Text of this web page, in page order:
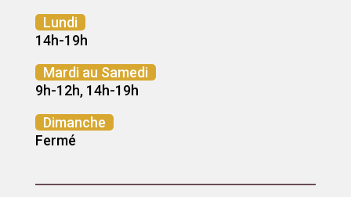
Lundi
14h-19h
Mardi au Samedi
9h-12h, 14h-19h
Dimanche
Fermé